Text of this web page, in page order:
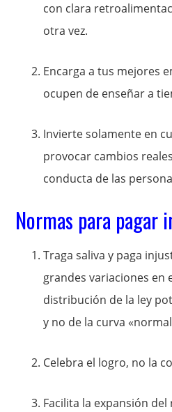
con clara
otra vez.
Encarga a tus mejores
ocupen de enseñar a
Invierte solamente en
provocar cambios
conducta de las
Normas para pagar
Traga saliva y paga
grandes variaciones en
distribución de la ley
y no de la curva
Celebra el logro, no la
Facilita la expansión